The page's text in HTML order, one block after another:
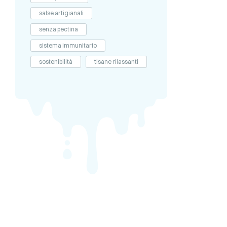
salse artigianali
senza pectina
sistema immunitario
sostenibilità tisane rilassanti